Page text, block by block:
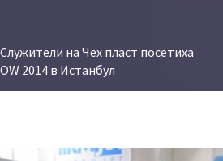
на Чех пласт посетиха
2014 в Истанбул